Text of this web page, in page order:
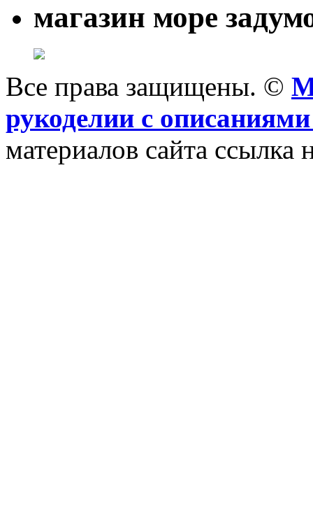
магазин море
Все права защищены. ©
рукоделии с
материалов сайта ссылка